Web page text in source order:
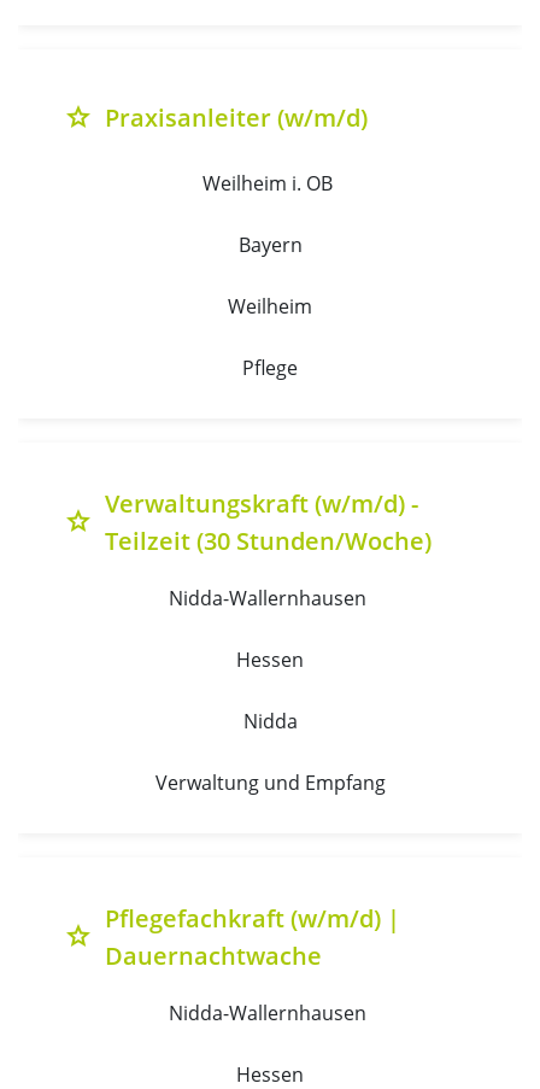
grade Praxisanleiter (w/m/d)
Weilheim i. OB
Bayern
Weilheim
Pflege
grade
Verwaltungskraft (w/m/d) -
Teilzeit (30 Stunden/Woche)
Nidda-Wallernhausen
Hessen
Nidda
Verwaltung und Empfang
grade
Pflegefachkraft (w/m/d) |
Dauernachtwache
Nidda-Wallernhausen
Hessen